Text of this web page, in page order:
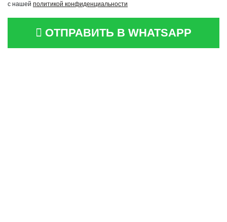
с нашей политикой конфиденциальности
ОТПРАВИТЬ В WHATSAPP